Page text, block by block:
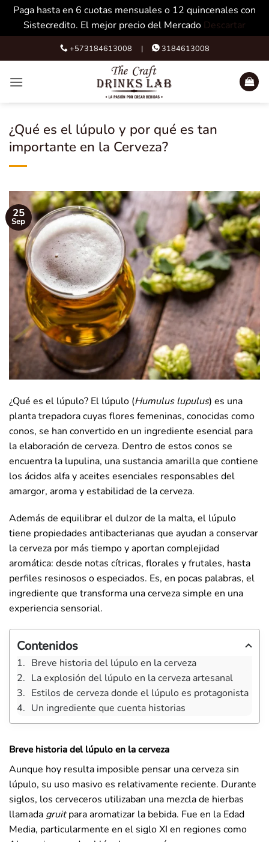
Paga hasta en 6 cuotas mensuales o 12 quincenales con
Sistecredito. El mejor precio del Mercado Descartar
to
+573184613008 | 3184613008
¿Qué es el lúpulo y por qué es tan
importante en la Cerveza?
25
Sep
¿Qué es el lúpulo? El lúpulo (Humulus lupulus) es una
planta trepadora cuyas flores femeninas, conocidas como
conos, se han convertido en un ingrediente esencial para
la elaboración de cerveza. Dentro de estos conos se
encuentra la lupulina, una sustancia amarilla que contiene
los ácidos alfa y aceites esenciales responsables del
amargor, aroma y estabilidad de la cerveza.
Además de equilibrar el dulzor de la malta, el lúpulo
tiene propiedades antibacterianas que ayudan a conservar
la cerveza por más tiempo y aportan complejidad
aromática: desde notas cítricas, florales y frutales, hasta
perfiles resinosos o especiados. Es, en pocas palabras, el
ingrediente que transforma una cerveza simple en una
experiencia sensorial.
Contenidos
Breve historia del lúpulo en la cerveza
La explosión del lúpulo en la cerveza artesanal
Estilos de cerveza donde el lúpulo es protagonista
Un ingrediente que cuenta historias
Breve historia del lúpulo en la cerveza
Aunque hoy resulta imposible pensar una cerveza sin
lúpulo, su uso masivo es relativamente reciente. Durante
siglos, los cerveceros utilizaban una mezcla de hierbas
llamada gruitpara aromatizar la bebida. Fue en la Edad
Media, particularmente en el siglo XI en regiones como